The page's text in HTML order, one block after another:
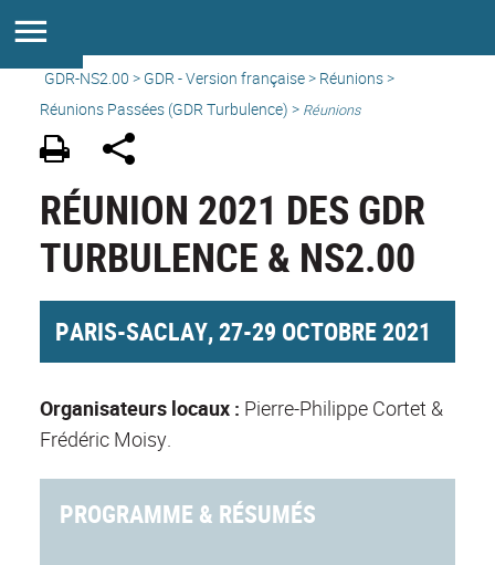
GDR-NS2.00 > GDR - Version française> Réunions>
Réunions Passées (GDR Turbulence) > Réunions
RÉUNION 2021 DES GDR
TURBULENCE & NS2.00
PARIS-SACLAY, 27-29 OCTOBRE 2021
Organisateurs locaux : Pierre-Philippe Cortet &
Frédéric Moisy.
PROGRAMME & RÉSUMÉS